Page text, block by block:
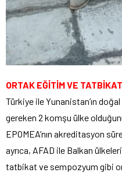
ORTAK EĞİTİM VE
Türkiye ile Yunanistan’ın
gereken 2 komşu ülke
EPOMEA’nın akreditasyon
ayrıca, AFAD ile Balkan
tatbikat ve sempozyum gibi